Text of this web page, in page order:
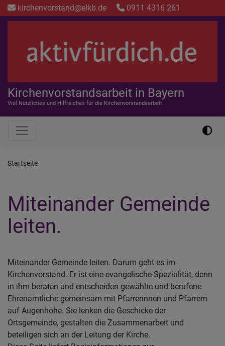
Direkt
zum
kirchenvorstand@elkb.de 0911 4316 261
Kirchenvorstandsarbeit in Bayern
Viel Nützliches und Hilfreiches für die Kirchenvorstandsarbeit
Hauptnavigation
Startseite
Miteinander Gemeinde
leiten.
Miteinander Gemeinde leiten. Darum geht es im
Kirchenvorstand. Er ist eine evangelische Spezialität, denn
in ihm beraten und entscheiden gewählte und berufene
Ehrenamtliche gemeinsam mit Pfarrerinnen und Pfarrern
auf Augenhöhe. Sie lenken die Geschicke der
Ortsgemeinde, gestalten die Zusammenarbeit und
beteiligen sich an der Leitung der Kirche.